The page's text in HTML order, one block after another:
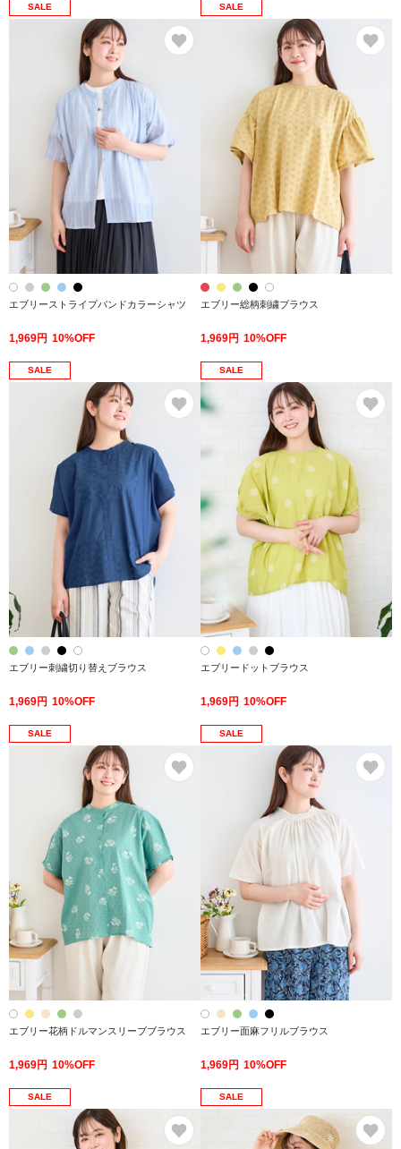
SALE
エブリーストライプバンドカラーシャツ
1,969円 10%OFF
SALE
エブリー総柄刺繍ブラウス
1,969円 10%OFF
SALE
お気に入り
エブリー刺繍切り替えブラウス
1,969円 10%OFF
SALE
エブリードットブラウス
1,969円 10%OFF
SALE
エブリー花柄ドルマンスリーブブラウス
1,969円 10%OFF
SALE
エブリー面麻フリルブラウス
1,969円 10%OFF
SALE SALE